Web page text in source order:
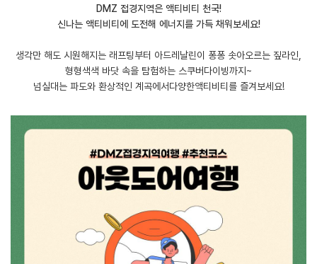
DMZ 접경지역은 액티비티 천국!
신나는 액티비티에 도전해 에너지를 가득 채워보세요!
생각만 해도 시원해지는 래프팅부터 아드레날린이 퐁퐁 솟아오르는 짚라인,
형형색색 바닷 속을 탐험하는 스쿠버다이빙까지~
넘실대는 파도와 환상적인 계곡에서다양한액티비티를 즐겨보세요!